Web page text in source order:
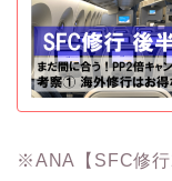
※ANA【SFC修行